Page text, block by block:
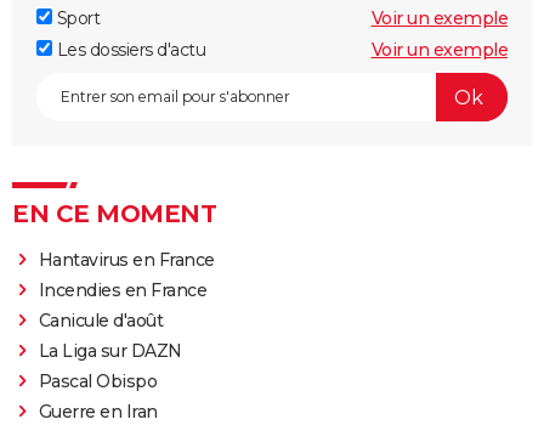
Sport
Voir un exemple
Les dossiers d'actu
Voir un exemple
EN CE MOMENT
Hantavirus en France
Incendies en France
Canicule d'août
La Liga sur DAZN
Pascal Obispo
Guerre en Iran